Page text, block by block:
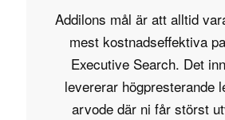
Addilons mål är att alltid
mest kostnadseffektiva
Executive Search. Det
levererar högpresterande
arvode där ni får störst